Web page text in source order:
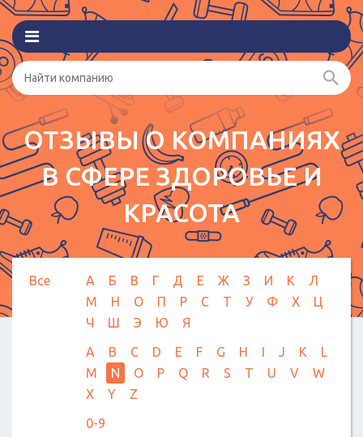
ОТЗЫВЫ О КОМПАНИЯХ
В СФЕРЕ ЗДОРОВЬЕ И
КРАСОТА
Все А Б В Г Д Е Ж З И К
Л
М
Н О П Р С Т У Ф Х
Ц
Ч
Ш Э Ю
Я
A
B C D E F G H I J K
L
M
N O P Q R S T U V
W
X
Y
Z
0-9